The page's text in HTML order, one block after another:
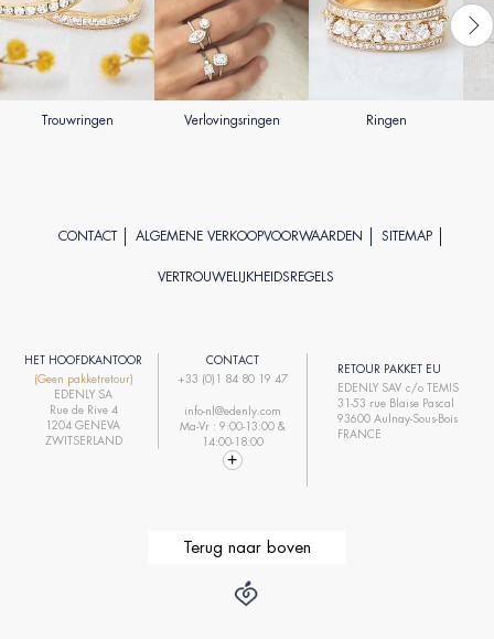
Trouwringen Verlovingsringen Ringen
CONTACT ALGEMENE VERKOOPVOORWAARDEN SITEMAP
VERTROUWELIJKHEIDSREGELS
HET HOOFDKANTOOR
(Geen pakketretour)
EDENLY SA
Rue de Rive 4
1204 GENEVA
ZWITSERLAND
CONTACT
+33 (0)1 84 80 19 47
info-nl@edenly.com
Ma-Vr : 9:00-13:00 &
14:00-18:00
RETOUR PAKKET EU
EDENLY SAV c/o TEMIS
31-53 rue Blaise Pascal
93600 Aulnay-Sous-Bois
FRANCE
Terug naar boven